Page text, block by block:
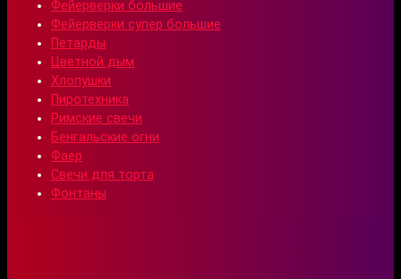
Фейерверки большие
Фейерверки супер большие
Петарды
Цветной дым
Хлопушки
Пиротехника
Римские свечи
Бенгальские огни
Фаер
Свечи для торта
Фонтаны